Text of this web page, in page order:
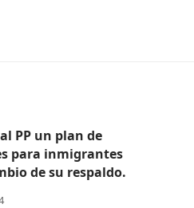
PP un plan de
para inmigrantes
de su respaldo.